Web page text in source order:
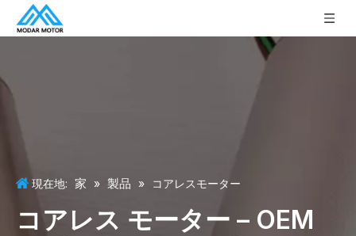
現在地: 家 » 製品 » コアレスモーター
コアレス モーター – OEM